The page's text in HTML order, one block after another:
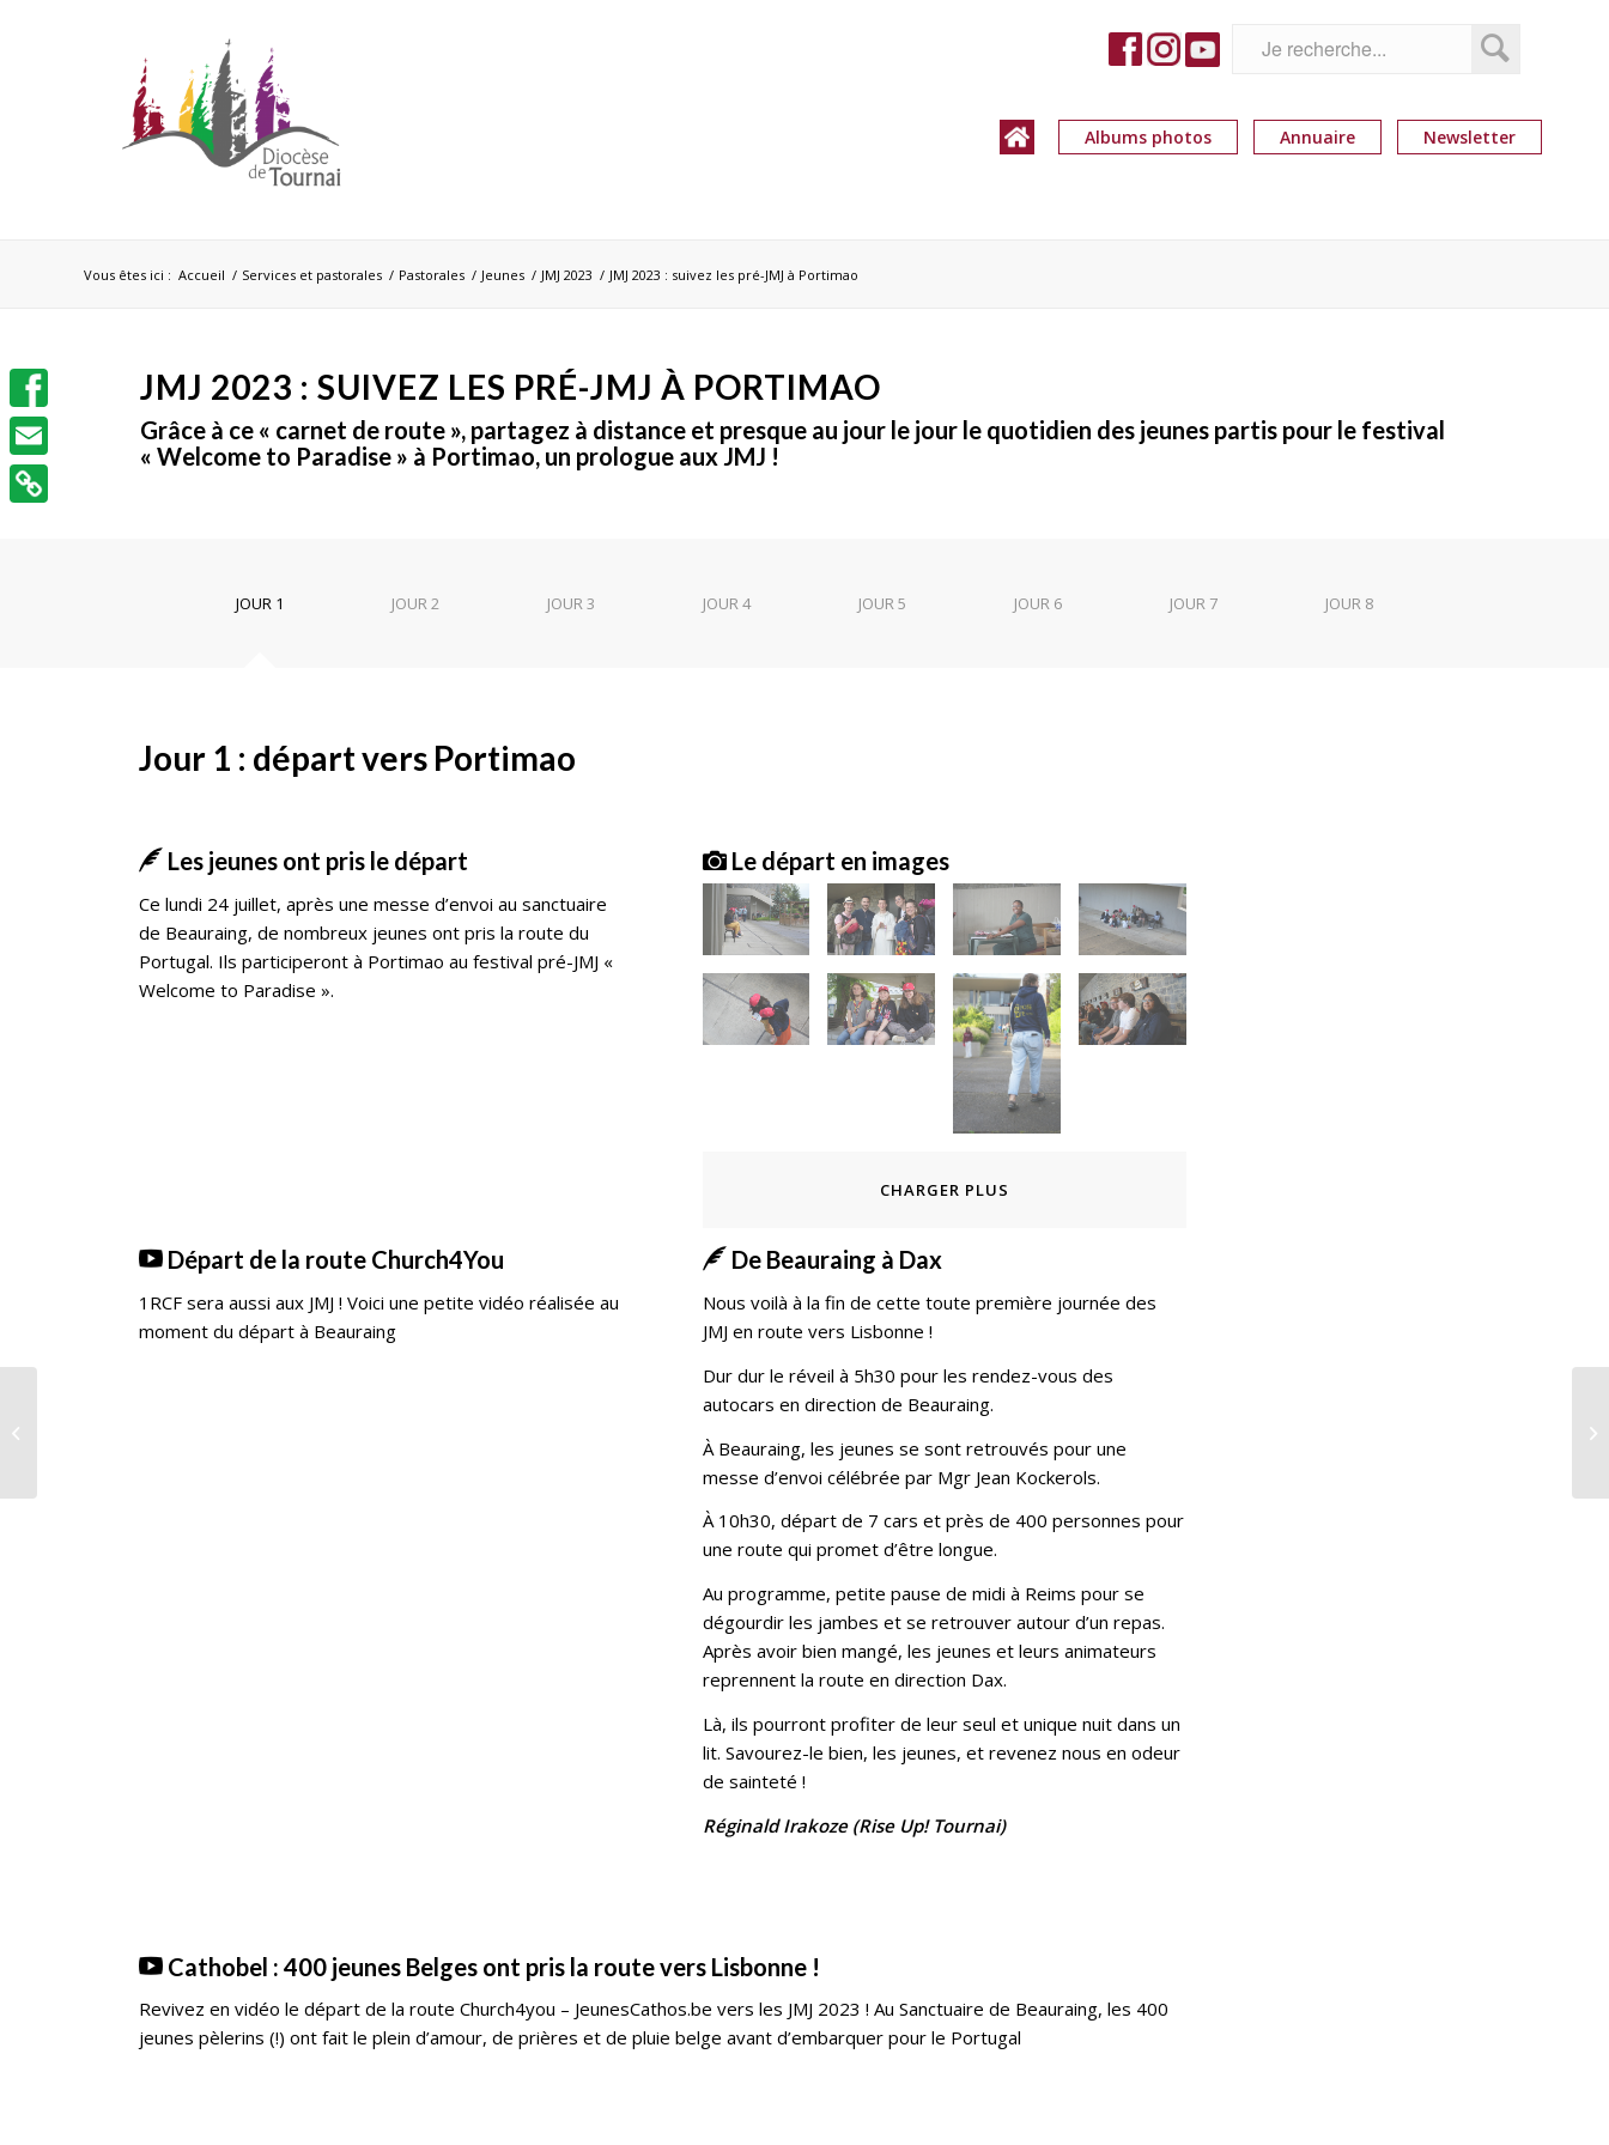
Albums photos Annuaire Newsletter
Vous êtes ici : Accueil / Services et pastorales / Pastorales / Jeunes / JMJ 2023 / JMJ 2023 : suivez les pré-JMJ à Portimao
JMJ 2023 : SUIVEZ LES PRÉ-JMJ À PORTIMAO
Grâce à ce « carnet de route », partagez à distance et presque au jour le jour le quotidien des jeunes partis pour le festival
« Welcome to Paradise » à Portimao, un prologue aux JMJ !
JOUR 1 JOUR 2 JOUR 3 JOUR 4 JOUR 5 JOUR 6 JOUR 7 JOUR 8
Jour 1 : départ vers Portimao
Les jeunes ont pris le départ
Ce lundi 24 juillet, après une messe d’envoi au sanctuaire
de Beauraing, de nombreux jeunes ont pris la route du
Portugal. Ils participeront à Portimao au festival pré-JMJ «
Welcome to Paradise ».
Le départ en images
CHARGER PLUS
Départ de la route Church4You
1RCF sera aussi aux JMJ ! Voici une petite vidéo réalisée au
moment du départ à Beauraing
De Beauraing à Dax
Nous voilà à la fin de cette toute première journée des
JMJ en route vers Lisbonne !
Dur dur le réveil à 5h30 pour les rendez-vous des
autocars en direction de Beauraing.
À Beauraing, les jeunes se sont retrouvés pour une
messe d’envoi célébrée par Mgr Jean Kockerols.
À 10h30, départ de 7 cars et près de 400 personnes pour
une route qui promet d’être longue.
Au programme, petite pause de midi à Reims pour se
dégourdir les jambes et se retrouver autour d’un repas.
Après avoir bien mangé, les jeunes et leurs animateurs
reprennent la route en direction Dax.
Là, ils pourront profiter de leur seul et unique nuit dans un
lit. Savourez-le bien, les jeunes, et revenez nous en odeur
de sainteté !
Réginald Irakoze (Rise Up! Tournai)
Cathobel : 400 jeunes Belges ont pris la route vers Lisbonne !
Revivez en vidéo le départ de la route Church4you – JeunesCathos.be vers les JMJ 2023 ! Au Sanctuaire de Beauraing, les 400
jeunes pèlerins (!) ont fait le plein d’amour, de prières et de pluie belge avant d’embarquer pour le Portugal
Facebook
Email